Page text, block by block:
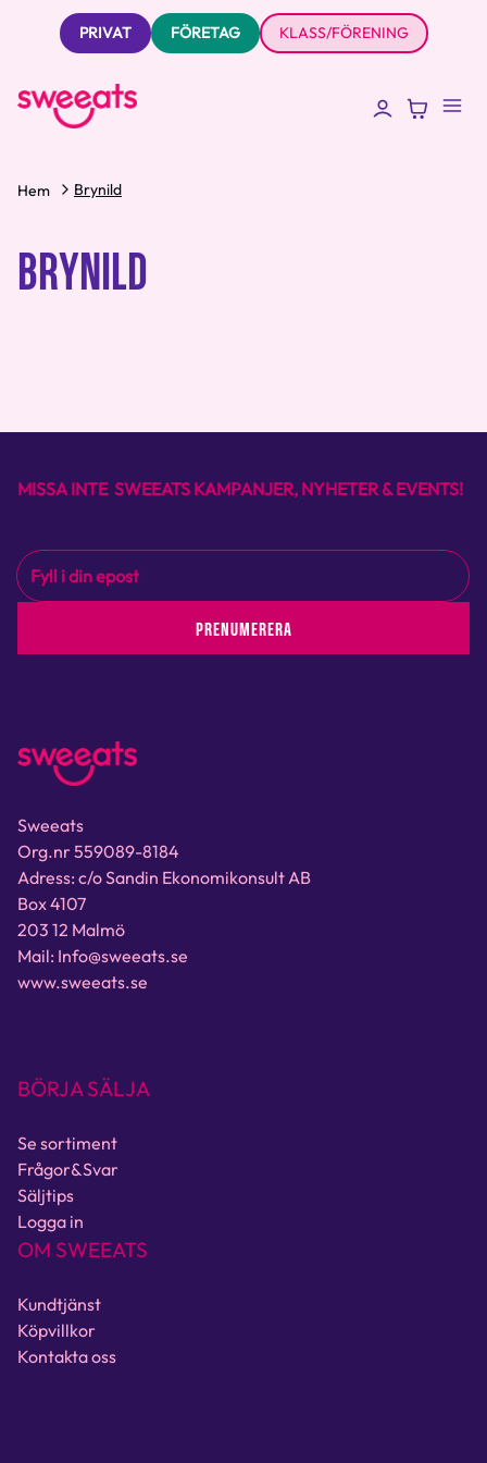
PRIVAT FÖRETAG KLASS/FÖRENING
Hem Brynild
BRYNILD
MISSA INTE SWEEATS KAMPANJER, NYHETER & EVENTS!
PRENUMERERA
Sweeats
Org.nr 559089-8184
Adress: c/o Sandin Ekonomikonsult AB
Box 4107
203 12 Malmö
Mail: Info@sweeats.se
www.sweeats.se
BÖRJA SÄLJA
Se sortiment
Frågor&Svar
Säljtips
Logga in
OM SWEEATS
Kundtjänst
Köpvillkor
Kontakta oss